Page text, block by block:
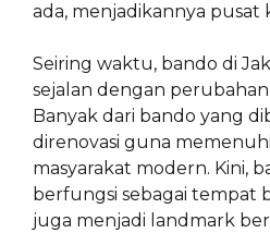
ada, menjadikannya pusat
Seiring waktu, bando di
sejalan dengan perubahan
Banyak dari bando yang
direnovasi guna
masyarakat modern. Kini,
berfungsi sebagai tempat
juga menjadi landmark